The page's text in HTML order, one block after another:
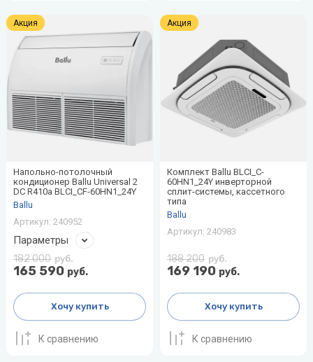
Акция
Напольно-потолочный
кондиционер Ballu Universal 2
DC R410a BLCI_CF-60HN1_24Y
Ballu
Артикул: 240952
Параметры
182 000 руб.
165 590 руб.
Хочу купить
К сравнению
Акция
Комплект Ballu BLCI_C-
60HN1_24Y инверторной
сплит-системы, кассетного
типа
Ballu
Артикул: 240983
188 200 руб.
169 190 руб.
Хочу купить
К сравнению